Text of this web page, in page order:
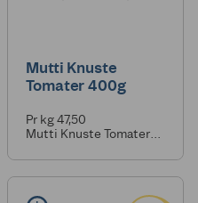
Mutti Knuste
Tomater 400g
Pr kg 47,50
Mutti Knuste Tomater